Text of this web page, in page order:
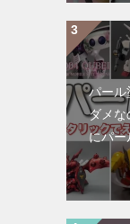
パール
ダメな
にパ